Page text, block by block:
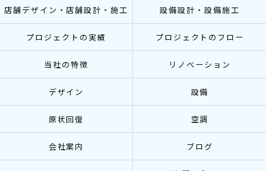
店舗デザイン・店舗設計・施工 設備設計・設備施工
プロジェクトの実績 プロジェクトのフロー
当社の特徴 リノベーション
デザイン 設備
原状回復 空調
会社案内 ブログ